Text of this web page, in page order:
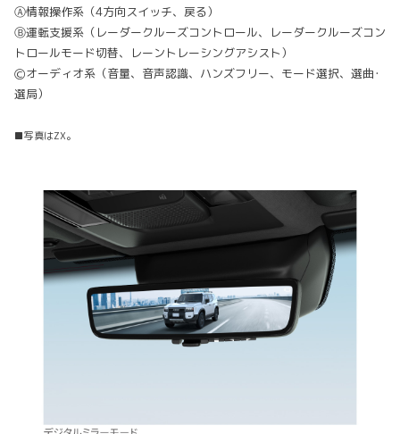
Ⓐ情報操作系（4方向スイッチ、戻る）
Ⓑ運転支援系（レーダークルーズコントロール、レーダークルーズコン
トロールモード切替、レーントレーシングアシスト）
Ⓒオーディオ系（音量、音声認識、ハンズフリー、モード選択、選曲･
選局）
■写真はZX。